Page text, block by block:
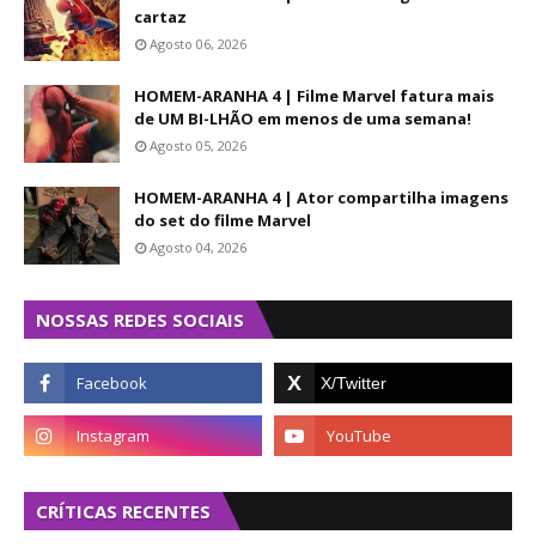
cartaz
Agosto 06, 2026
HOMEM-ARANHA 4 | Filme Marvel fatura mais
de UM BI-LHÃO em menos de uma semana!
Agosto 05, 2026
HOMEM-ARANHA 4 | Ator compartilha imagens
do set do filme Marvel
Agosto 04, 2026
NOSSAS REDES SOCIAIS
CRÍTICAS RECENTES